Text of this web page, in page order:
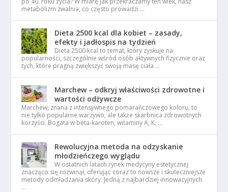
metabolizm zwalnia, co często prowadzi …
Dieta 2500 kcal dla kobiet – zasady,
efekty i jadłospis na tydzień
Dieta 2500 kcal to temat, który zyskuje na
popularności, szczególnie wśród osób aktywnych fizycznie oraz
tych, które pragną zwiększyć swoją masę ciała …
Marchew – odkryj właściwości zdrowotne i
wartości odżywcze
Marchew, znana z intensywnego pomarańczowego koloru, to
nie tylko popularne warzywo, ale także skarbnica zdrowotnych
korzyści. Bogata w beta-karoten, witaminy A, K, …
Rewolucyjna metoda na odzyskanie
młodzieńczego wyglądu
W ostatnich latach rynek medycyny estetycznej
znacząco się rozwinął, oferując coraz to nowsze i skuteczniejsze
metody odmładzania skóry. Jedną z najbardziej innowacyjnych
…